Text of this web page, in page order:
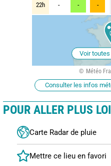
22h - - -
Voir
Météo
Consulter les infos
POUR ALLER PLUS
Carte Radar de pluie